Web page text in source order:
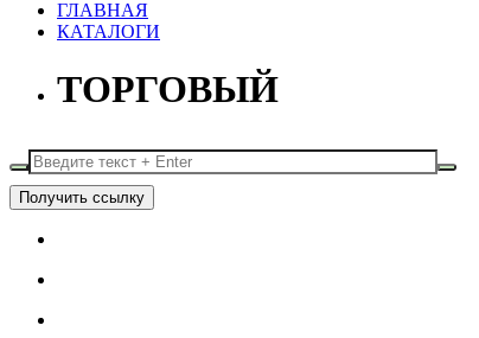
ГЛАВНАЯ
КАТАЛОГИ
ТОРГОВЫЙ
Получить ссылку